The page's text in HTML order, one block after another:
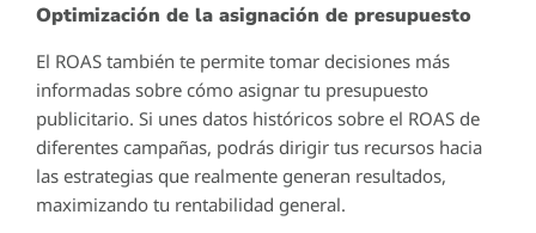
Optimización de la asignación de presupuesto
El ROAS también te permite tomar decisiones más
informadas sobre cómo asignar tu presupuesto
publicitario. Si unes datos históricos sobre el ROAS de
diferentes campañas, podrás dirigir tus recursos hacia
las estrategias que realmente generan resultados,
maximizando tu rentabilidad general.